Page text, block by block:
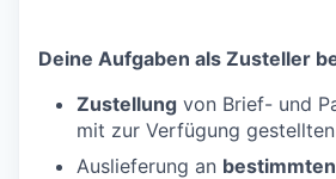
Deine Aufgaben als Zusteller
Zustellung von Brief- und
mit zur Verfügung
Auslieferung an